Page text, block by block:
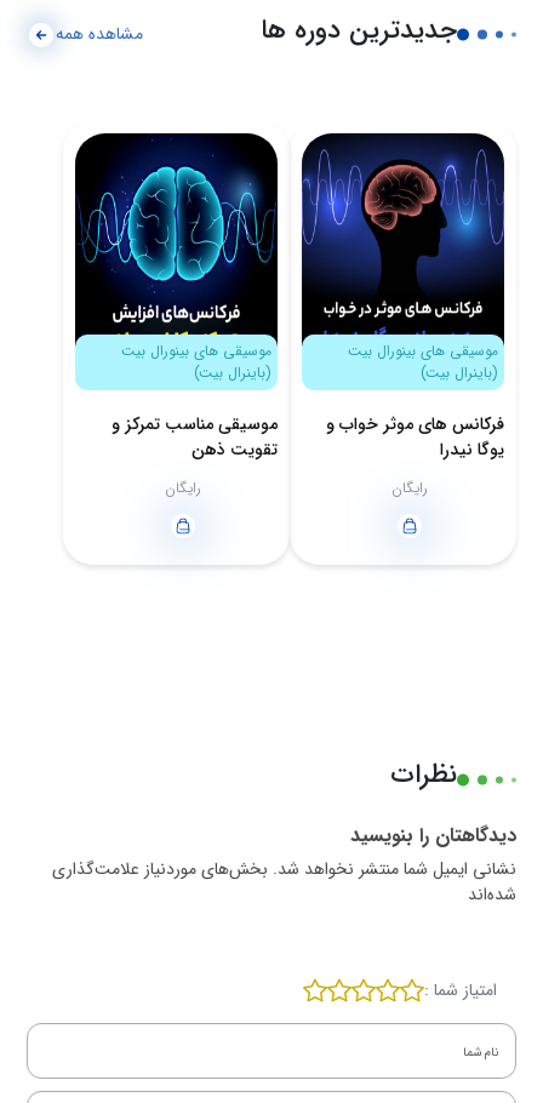
جدیدترین دوره ها مشاهده همه
موسیقی های بینورال بیت
(باینرال بیت)
فرکانس های موثر خواب و
یوگا نیدرا
رایگان
موسیقی های بینورال بیت
(باینرال بیت)
موسیقی مناسب تمرکز و
تقویت ذهن
رایگان
نظرات
دیدگاهتان را بنویسید
نشانی ایمیل شما منتشر نخواهد شد. بخش‌های موردنیاز علامت‌گذاری
شده‌اند
امتیاز شما :